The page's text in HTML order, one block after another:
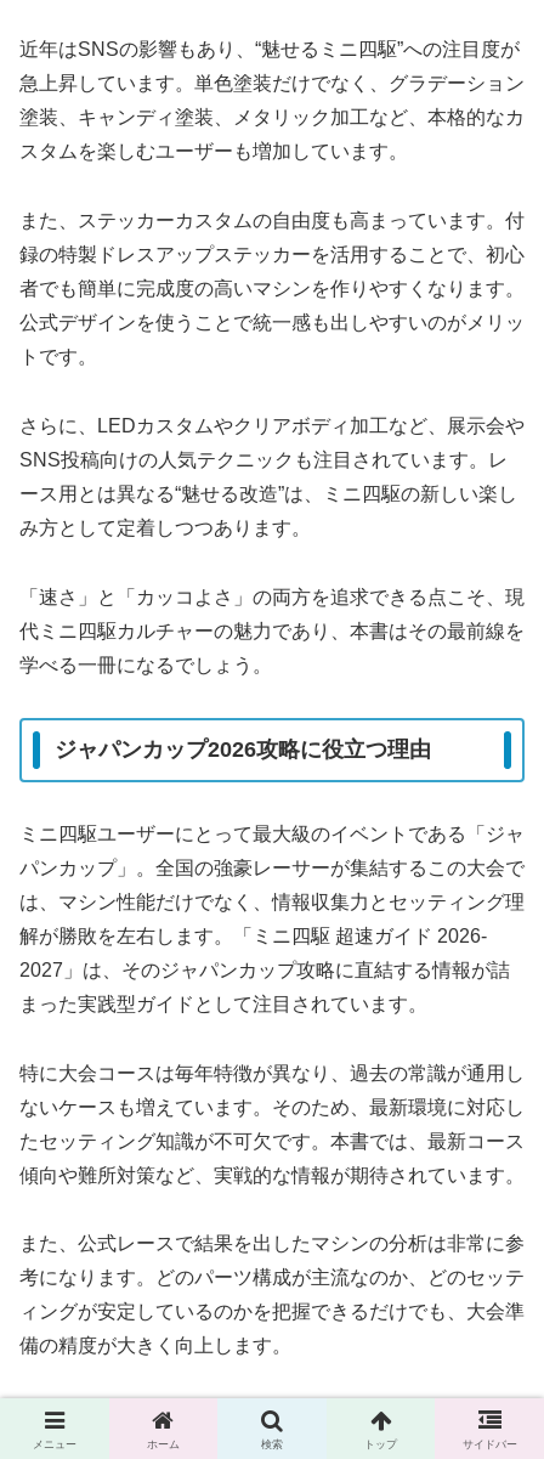
近年はSNSの影響もあり、“魅せるミニ四駆”への注目度が
急上昇しています。単色塗装だけでなく、グラデーション
塗装、キャンディ塗装、メタリック加工など、本格的なカ
スタムを楽しむユーザーも増加しています。
また、ステッカーカスタムの自由度も高まっています。付
録の特製ドレスアップステッカーを活用することで、初心
者でも簡単に完成度の高いマシンを作りやすくなります。
公式デザインを使うことで統一感も出しやすいのがメリッ
トです。
さらに、LEDカスタムやクリアボディ加工など、展示会や
SNS投稿向けの人気テクニックも注目されています。レ
ース用とは異なる“魅せる改造”は、ミニ四駆の新しい楽し
み方として定着しつつあります。
「速さ」と「カッコよさ」の両方を追求できる点こそ、現
代ミニ四駆カルチャーの魅力であり、本書はその最前線を
学べる一冊になるでしょう。
ジャパンカップ2026攻略に役立つ理由
ミニ四駆ユーザーにとって最大級のイベントである「ジャ
パンカップ」。全国の強豪レーサーが集結するこの大会で
は、マシン性能だけでなく、情報収集力とセッティング理
解が勝敗を左右します。「ミニ四駆 超速ガイド 2026-
2027」は、そのジャパンカップ攻略に直結する情報が詰
まった実践型ガイドとして注目されています。
特に大会コースは毎年特徴が異なり、過去の常識が通用し
ないケースも増えています。そのため、最新環境に対応し
たセッティング知識が不可欠です。本書では、最新コース
傾向や難所対策など、実戦的な情報が期待されています。
また、公式レースで結果を出したマシンの分析は非常に参
考になります。どのパーツ構成が主流なのか、どのセッテ
ィングが安定しているのかを把握できるだけでも、大会準
備の精度が大きく向上します。
さらに、初心者向けに「完走率を高める考え方」が学べる
のも魅力です。ジャパンカップでは、速さよりもまず完走
メニュー ホーム 検索 トップ サイドバー